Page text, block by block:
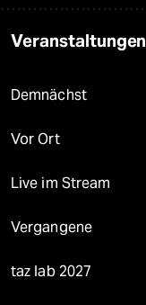
Veranstaltungen
Demnächst
Vor Ort
Live im Stream
Vergangene
taz lab 2027